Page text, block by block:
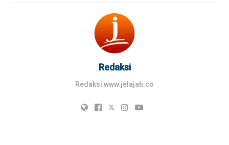
Redaksi
Redaksi www.jelajah.co